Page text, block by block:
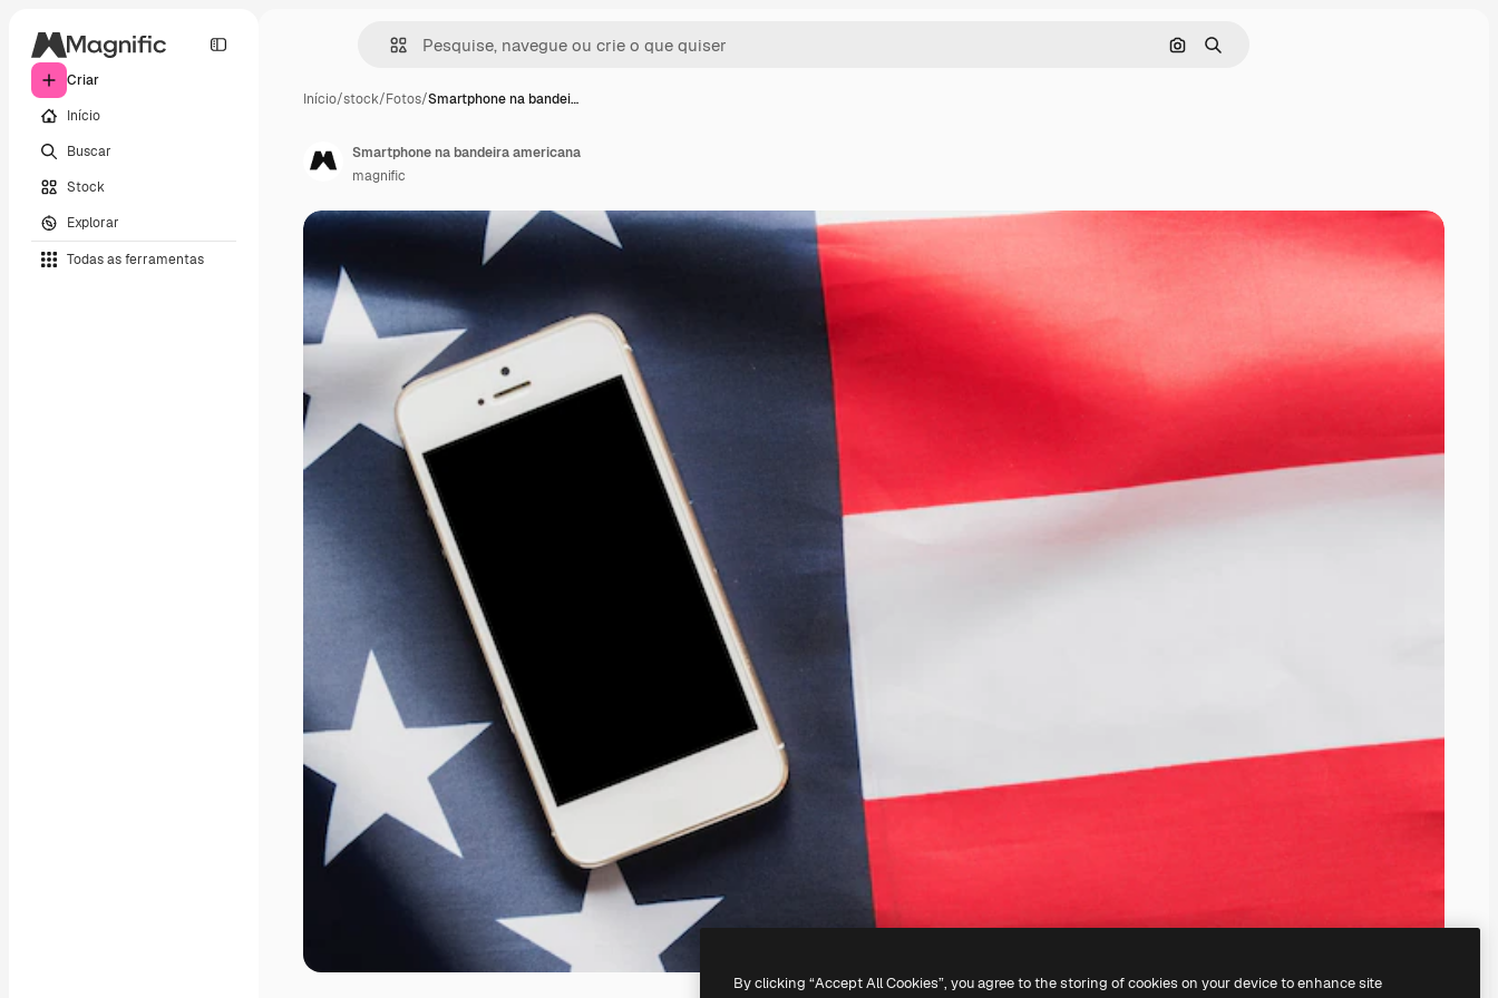
Criar
Início
Buscar
Stock
Explorar
Todas as ferramentas
Pesquisar por imagem
Buscar
Início/stock/Fotos/Smartphone na bandei…
Smartphone na bandeira americana
magnific
By clicking “Accept All Cookies”, you agree to the storing of cookies on your device to enhance site